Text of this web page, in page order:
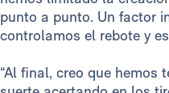
punto a punto. Un factor
controlamos el rebote y
“Al final, creo que hemos